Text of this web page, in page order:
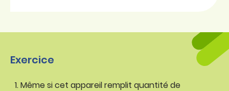
Exercice
Même si cet appareil remplit quantité de